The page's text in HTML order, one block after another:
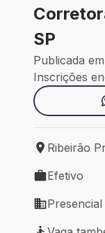
SP
Publicada
Inscrições
Local de
Ribeirão
Tipo de vaga:
Efetivo
Modelo de
Presencial